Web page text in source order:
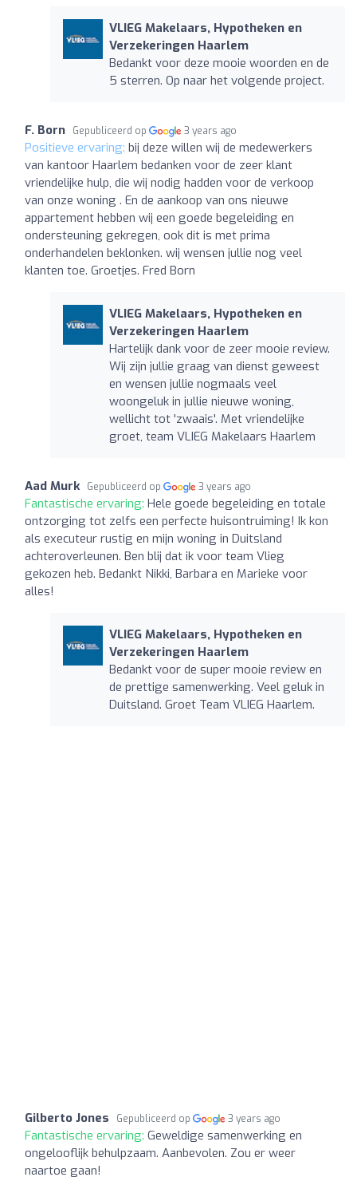
VLIEG Makelaars, Hypotheken en
Verzekeringen Haarlem
Bedankt voor deze mooie woorden en de
5 sterren. Op naar het volgende project.
F. Born Gepubliceerd op 3 years ago
Positieve ervaring: bij deze willen wij de medewerkers
van kantoor Haarlem bedanken voor de zeer klant
vriendelijke hulp, die wij nodig hadden voor de verkoop
van onze woning . En de aankoop van ons nieuwe
appartement hebben wij een goede begeleiding en
ondersteuning gekregen, ook dit is met prima
onderhandelen beklonken. wij wensen jullie nog veel
klanten toe. Groetjes. Fred Born
VLIEG Makelaars, Hypotheken en
Verzekeringen Haarlem
Hartelijk dank voor de zeer mooie review.
Wij zijn jullie graag van dienst geweest
en wensen jullie nogmaals veel
woongeluk in jullie nieuwe woning,
wellicht tot 'zwaais'. Met vriendelijke
groet, team VLIEG Makelaars Haarlem
Aad Murk Gepubliceerd op 3 years ago
Fantastische ervaring: Hele goede begeleiding en totale
ontzorging tot zelfs een perfecte huisontruiming! Ik kon
als executeur rustig en mijn woning in Duitsland
achteroverleunen. Ben blij dat ik voor team Vlieg
gekozen heb. Bedankt Nikki, Barbara en Marieke voor
alles!
VLIEG Makelaars, Hypotheken en
Verzekeringen Haarlem
Bedankt voor de super mooie review en
de prettige samenwerking. Veel geluk in
Duitsland. Groet Team VLIEG Haarlem.
Gilberto Jones Gepubliceerd op 3 years ago
Fantastische ervaring: Geweldige samenwerking en
ongelooflijk behulpzaam. Aanbevolen. Zou er weer
naartoe gaan!